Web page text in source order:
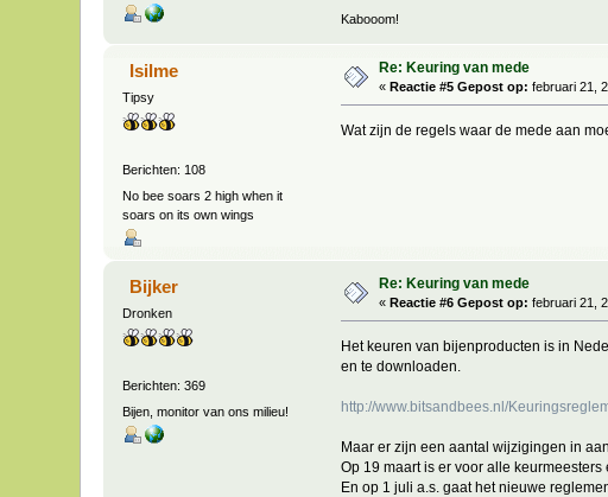
Kabooom!
Isilme
Tipsy
Berichten: 108
No bee soars 2 high when it
soars on its own wings
Re: Keuring van mede
«Reactie #5 Gepost op: februari 21,
Wat zijn de regels waar de mede aan
Bijker
Dronken
Berichten: 369
Bijen, monitor van ons milieu!
Re: Keuring van mede
«Reactie #6 Gepost op: februari 21,
Het keuren van bijenproducten is in
en te downloaden.
http://www.bitsandbees.nl/
Maar er zijn een aantal wijzigingen in
Op 19 maart is er voor alle
En op 1 juli a.s. gaat het nieuwe